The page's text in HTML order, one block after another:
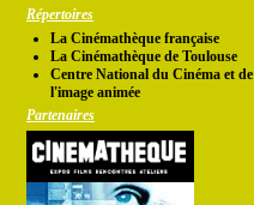
Répertoires
La Cinémathèque française
La Cinémathèque de Toulouse
Centre National du Cinéma et de
l'image animée
Partenaires